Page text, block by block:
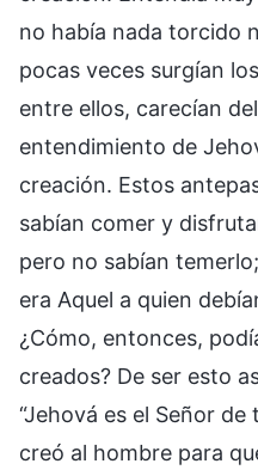
no había nada torcido
pocas veces surgían
entre ellos, carecían
entendimiento de
creación. Estos
sabían comer y
pero no sabían
era Aquel a quien
¿Cómo, entonces,
creados? De ser esto
“Jehová es el Señor de
creó al hombre para